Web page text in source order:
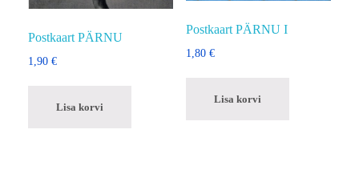
Postkaart PÄRNU
1,90 €
Lisa korvi
Postkaart PÄRNU I
1,80 €
Lisa korvi